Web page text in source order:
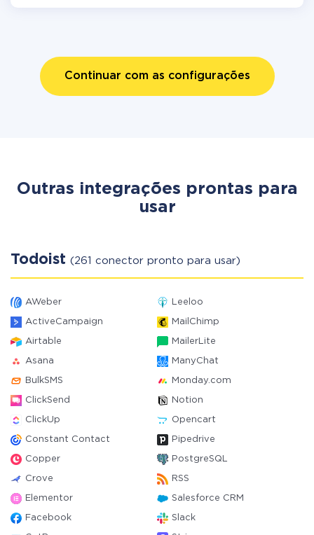
Continuar com as configurações
Outras integrações prontas para
usar
Todoist (261 conector pronto para usar)
AWeber Leeloo
ActiveCampaign MailChimp
Airtable MailerLite
Asana ManyChat
BulkSMS Monday.com
ClickSend Notion
ClickUp Opencart
Constant Contact Pipedrive
Copper PostgreSQL
Crove RSS
Elementor Salesforce CRM
Facebook Slack